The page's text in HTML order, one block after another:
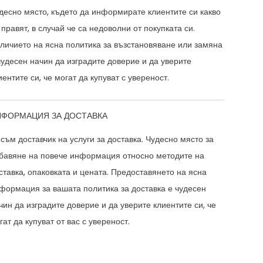
място, където да информирате клиентите си какво
в случай че са недоволни от покупката си.
на ясна политика за възстановяване или замяна
начин да изградите доверие и да уверите
си, че могат да купуват с увереност.
ЗА ДОСТАВКА
доставчик на услуги за доставка. Чудесно място за
на повече информация относно методите на
опаковката и цената. Предоставянето на ясна
за вашата политика за доставка е чудесен
да изградите доверие и да уверите клиентите си, че
да купуват от вас с увереност.